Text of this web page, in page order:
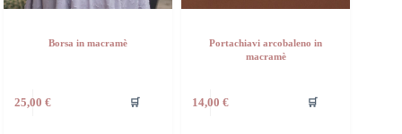
Borsa in macramè
25,00 € 🛒
Portachiavi arcobaleno in
macramè
14,00 € 🛒